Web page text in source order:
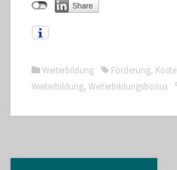
Weiterbildung Förderung,
Weiterbildung, Weiterbildungsbonus